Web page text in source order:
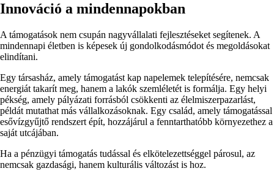
Innováció a mindennapokban
A támogatások nem csupán nagyvállalati fejlesztéseket segítenek. A
mindennapi életben is képesek új gondolkodásmódot és megoldásokat
elindítani.
Egy társasház, amely támogatást kap napelemek telepítésére, nemcsak
energiát takarít meg, hanem a lakók szemléletét is formálja. Egy helyi
pékség, amely pályázati forrásból csökkenti az élelmiszerpazarlást,
példát mutathat más vállalkozásoknak. Egy család, amely támogatással
esővízgyűjtő rendszert épít, hozzájárul a fenntarthatóbb környezethez a
saját utcájában.
Ha a pénzügyi támogatás tudással és elkötelezettséggel párosul, az
nemcsak gazdasági, hanem kulturális változást is hoz.